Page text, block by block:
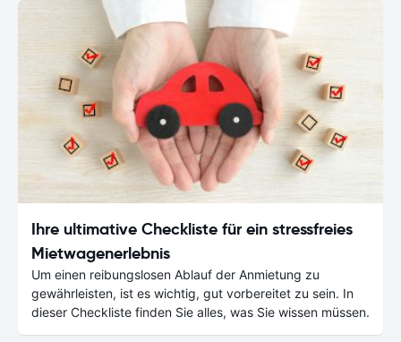
Ihre ultimative Checkliste für ein stressfreies
Mietwagenerlebnis
Um einen reibungslosen Ablauf der Anmietung zu
gewährleisten, ist es wichtig, gut vorbereitet zu sein. In
dieser Checkliste finden Sie alles, was Sie wissen müssen.